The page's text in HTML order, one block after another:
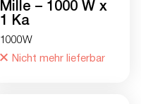
Mille – 1000 W x
1 Ka
1000W
Nicht mehr lieferbar